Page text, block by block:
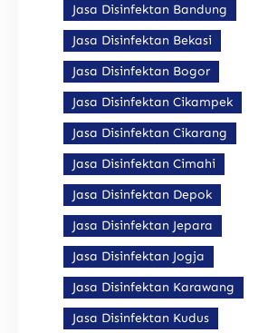
Jasa Disinfektan Bandung
Jasa Disinfektan Bekasi
Jasa Disinfektan Bogor
Jasa Disinfektan Cikampek
Jasa Disinfektan Cikarang
Jasa Disinfektan Cimahi
Jasa Disinfektan Depok
Jasa Disinfektan Jepara
Jasa Disinfektan Jogja
Jasa Disinfektan Karawang
Jasa Disinfektan Kudus